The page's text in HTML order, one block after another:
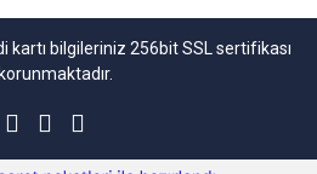
Gönder
kartı bilgileriniz 256bit SSL sertifikası